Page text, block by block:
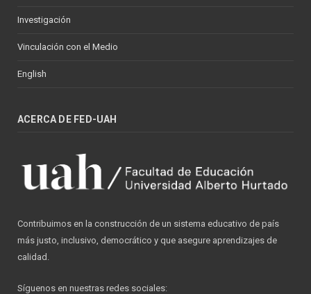
Investigación
Vinculación con el Medio
English
ACERCA DE FED-UAH
Contribuimos en la construcción de un sistema educativo de país
más justo, inclusivo, democrático y que asegure aprendizajes de
calidad.
Síguenos en nuestras redes sociales: